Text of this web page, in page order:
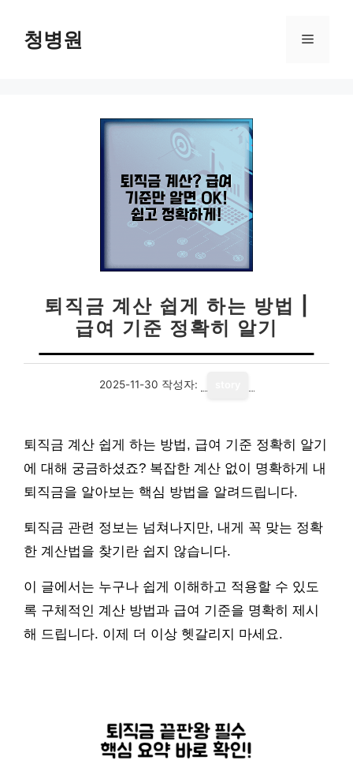
청병원 메
퇴직금 계산 쉽게 하는 방법 |
급여 기준 정확히 알기
2025-11-30 작성자:
퇴직금 계산 쉽게 하는 방법, 급여 기준 정확히 알기
에 대해 궁금하셨죠? 복잡한 계산 없이 명확하게 내
퇴직금을 알아보는 핵심 방법을 알려드립니다.
퇴직금 관련 정보는 넘쳐나지만, 내게 꼭 맞는 정확
한 계산법을 찾기란 쉽지 않습니다.
이 글에서는 누구나 쉽게 이해하고 적용할 수 있도
록 구체적인 계산 방법과 급여 기준을 명확히 제시
해 드립니다. 이제 더 이상 헷갈리지 마세요.